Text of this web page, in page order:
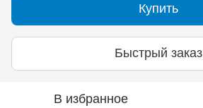
Купить
Быстрый заказ
В избранное